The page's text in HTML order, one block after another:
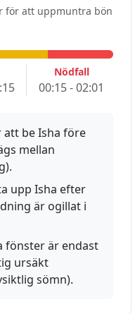
för att uppmuntra bön
Nödfall
00:15 - 02:01
att be Isha före
mellan
upp Isha efter
är ogillat i
fönster är endast
ursäkt
sömn).